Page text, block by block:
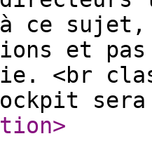
ce
et pas
<br
>